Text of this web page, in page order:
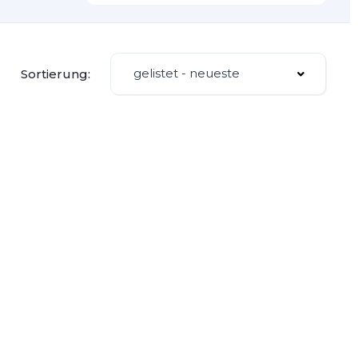
Sortierung: gelistet - neueste